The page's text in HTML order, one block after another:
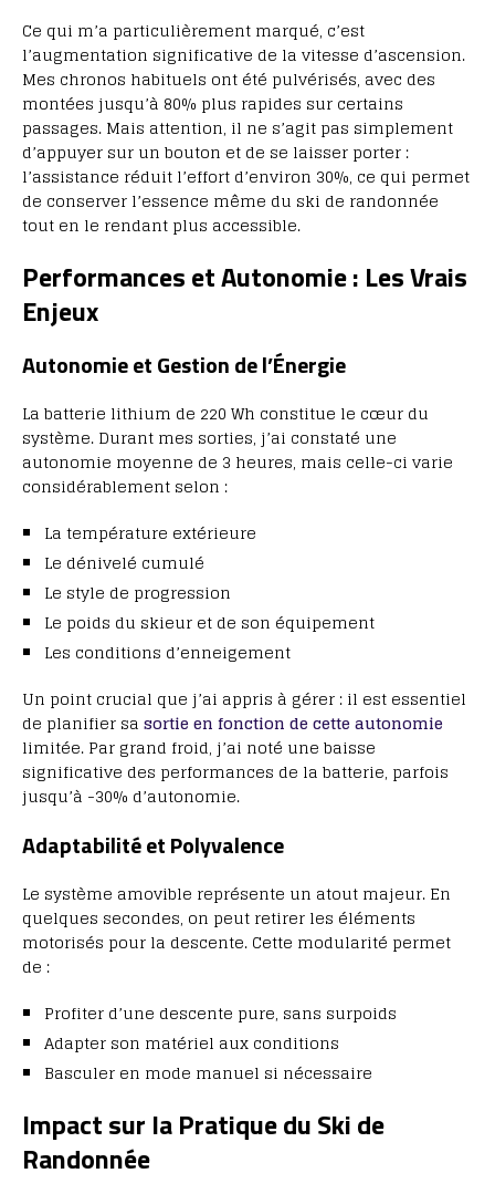
Ce qui m’a particulièrement marqué, c’est
l’augmentation significative de la vitesse d’ascension.
Mes chronos habituels ont été pulvérisés, avec des
montées jusqu’à 80% plus rapides sur certains
passages. Mais attention, il ne s’agit pas simplement
d’appuyer sur un bouton et de se laisser porter :
l’assistance réduit l’effort d’environ 30%, ce qui permet
de conserver l’essence même du ski de randonnée
tout en le rendant plus accessible.
Performances et Autonomie : Les Vrais
Enjeux
Autonomie et Gestion de l’Énergie
La batterie lithium de 220 Wh constitue le cœur du
système. Durant mes sorties, j’ai constaté une
autonomie moyenne de 3 heures, mais celle-ci varie
considérablement selon :
La température extérieure
Le dénivelé cumulé
Le style de progression
Le poids du skieur et de son équipement
Les conditions d’enneigement
Un point crucial que j’ai appris à gérer : il est essentiel
de planifier sa sortie en fonction de cette autonomie
limitée. Par grand froid, j’ai noté une baisse
significative des performances de la batterie, parfois
jusqu’à -30% d’autonomie.
Adaptabilité et Polyvalence
Le système amovible représente un atout majeur. En
quelques secondes, on peut retirer les éléments
motorisés pour la descente. Cette modularité permet
de :
Profiter d’une descente pure, sans surpoids
Adapter son matériel aux conditions
Basculer en mode manuel si nécessaire
Impact sur la Pratique du Ski de
Randonnée